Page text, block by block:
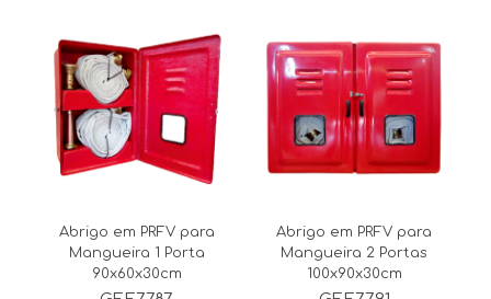
Abrigo em PRFV para
Mangueira 1 Porta
90x60x30cm
Abrigo em PRFV para
Mangueira 2 Portas
100x90x30cm